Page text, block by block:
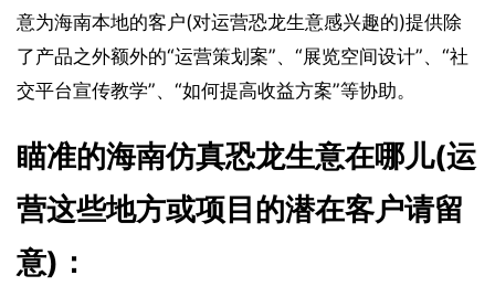
意为海南本地的客户(对运营恐龙生意感兴趣的)提供除
了产品之外额外的“运营策划案”、“展览空间设计”、“社
交平台宣传教学”、“如何提高收益方案”等协助。
瞄准的海南仿真恐龙生意在哪儿(运
营这些地方或项目的潜在客户请留
意)：